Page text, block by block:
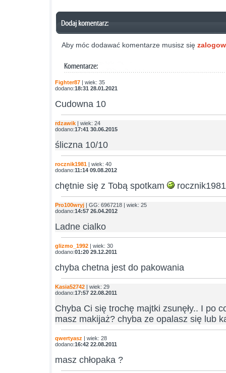
Aby móc dodawać komentarze musisz się
Fighter87 | wiek: 35
dodano:18:31 28.01.2021
Cudowna 10
rdzawik | wiek: 24
dodano:17:41 30.06.2015
śliczna 10/10
rocznik1981 | wiek: 40
dodano:11:14 09.08.2012
chętnie się z Tobą spotkam
Pro100wryj | GG: 6967218 | wiek: 25
dodano:14:57 26.04.2012
Ladne cialko
glizmo_1992 | wiek: 30
dodano:01:20 29.12.2011
chyba chetna jest do pakowania
Kasia52742 | wiek: 29
dodano:17:57 22.08.2011
Chyba Ci się trochę majtki zsunęły.. I po
masz makijaż? chyba ze opalasz się lub
qwertyasz | wiek: 28
dodano:16:42 22.08.2011
masz chłopaka ?